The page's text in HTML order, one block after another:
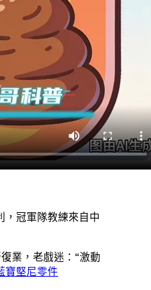
，冠軍隊教練來自中
業，老戲迷：“激動
寶堅尼零件